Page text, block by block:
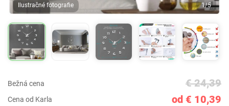
Ilustračné fotografie 1/5
Bežná cena € 24,39
Cena od Karla od € 10,39